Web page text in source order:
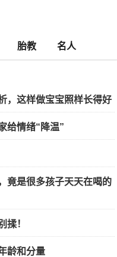
胎教 名人
，这样做宝宝照样长得好
给情绪“降温”
竟是很多孩子天天在喝的
揉！
龄和分量